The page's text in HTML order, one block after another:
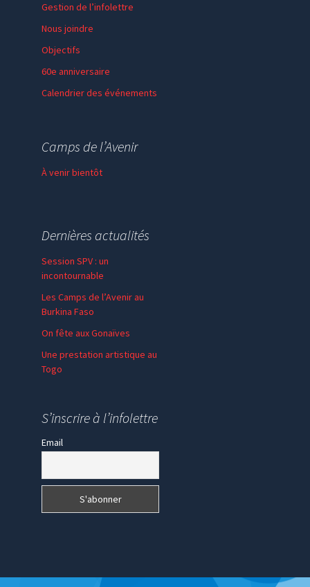
Gestion de l’infolettre
Nous joindre
Objectifs
60e anniversaire
Calendrier des événements
Faire un don
Camps de l’Avenir
À venir bientôt
Dernières actualités
Session SPV : un
incontournable
Les Camps de l’Avenir au
Burkina Faso
On fête aux Gonaïves
Une prestation artistique au
Togo
S’inscrire à l’infolettre
Email